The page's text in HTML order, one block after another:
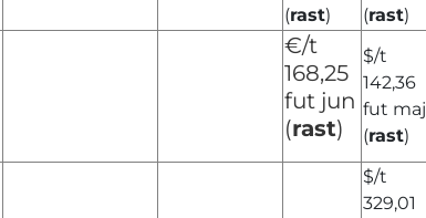
(rast)
(rast)
€/t
168,25
fut jun
(rast)
$/t
142,36
fut maj
(rast)
$/t
329,01